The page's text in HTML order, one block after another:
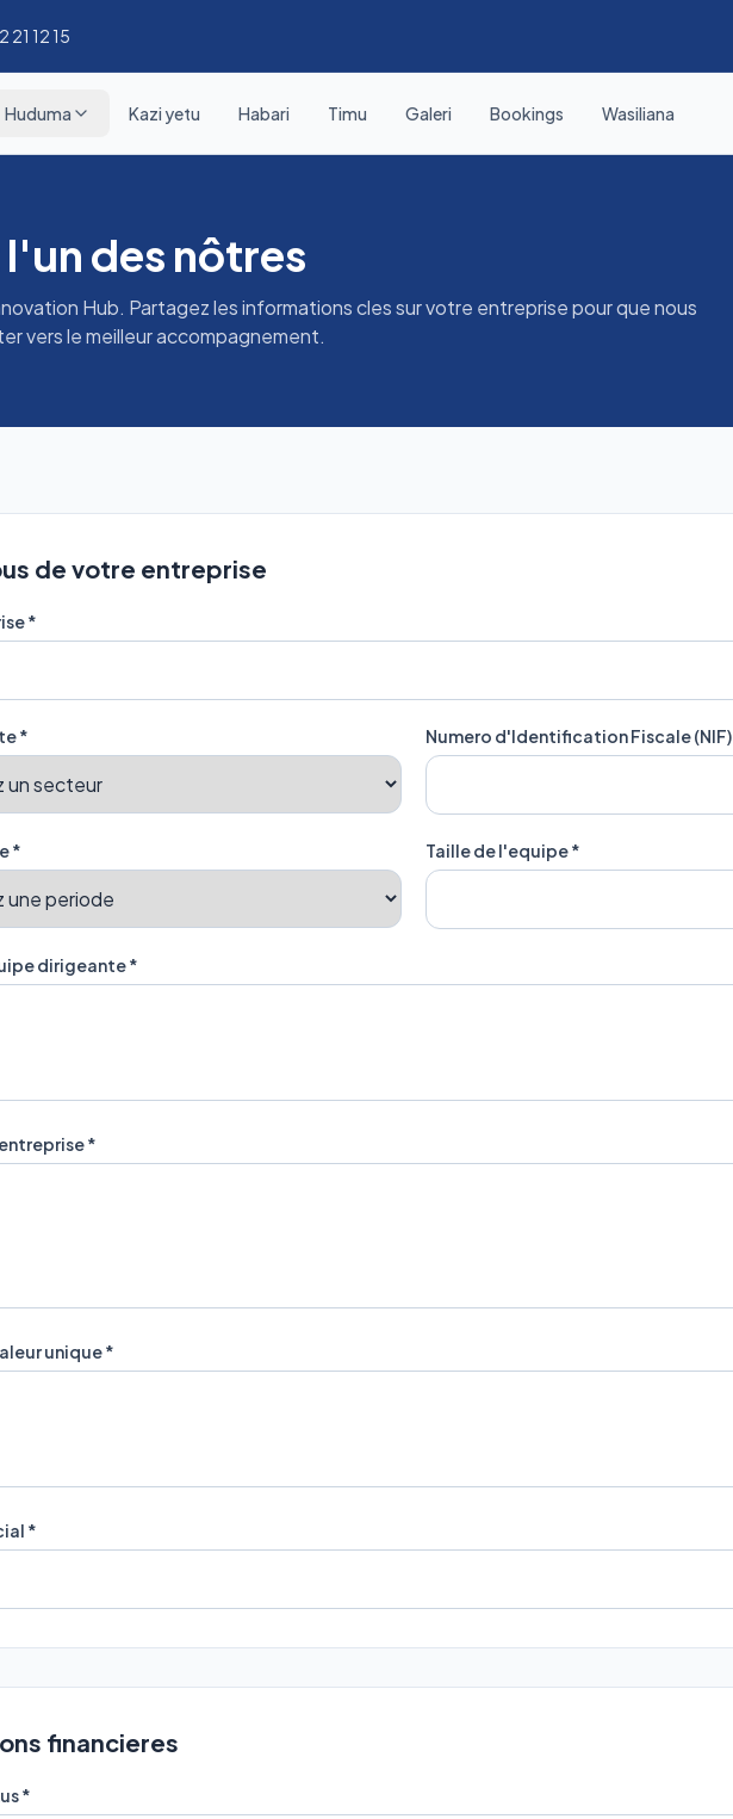
21 12 15
Huduma Kazi yetu Habari Timu Galeri Bookings Wasiliana
l'un des nôtres
Hub. Partagez les informations cles sur votre entreprise pour que nous
vers le meilleur accompagnement.
de votre entreprise
*
* Numero d'Identification Fiscale (NIF)
* Taille de l'equipe *
dirigeante *
*
unique *
*
financieres
*